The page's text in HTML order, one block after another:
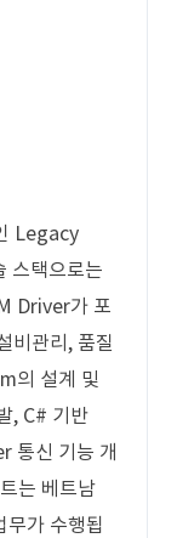
Legacy
스택으로는
Driver가 포
비관리, 품질
의 설계 및
, C# 기반
통신 기능 개
는 베트남
무가 수행됩